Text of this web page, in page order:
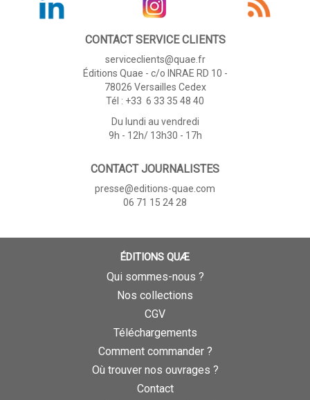
CONTACT SERVICE CLIENTS
serviceclients@quae.fr
Éditions Quae - c/o INRAE RD 10 -
78026 Versailles Cedex
Tél : +33 6 33 35 48 40
Du lundi au vendredi
9h - 12h/ 13h30 - 17h
CONTACT JOURNALISTES
presse@editions-quae.com
06 71 15 24 28
ÉDITIONS QUÆ
Qui sommes-nous ?
Nos collections
CGV
Téléchargements
Comment commander ?
Où trouver nos ouvrages ?
Contact